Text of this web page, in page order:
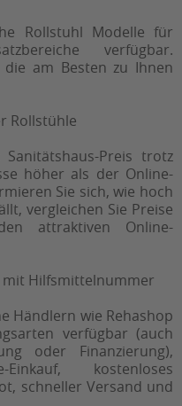
Rollstuhl Modelle für
verfügbar.
am Besten zu Ihnen
Rollstühle
Preis trotz
höher als der Online-
Sie sich, wie hoch
vergleichen Sie Preise
attraktiven Online-
mit Hilfsmittelnummer
Händlern wie Rehashop
verfügbar (auch
oder Finanzierung),
kostenloses
schneller Versand und